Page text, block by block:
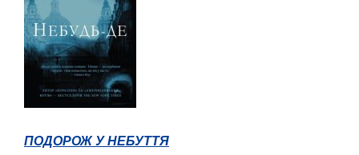
ПОДОРОЖ У НЕБУТТЯ